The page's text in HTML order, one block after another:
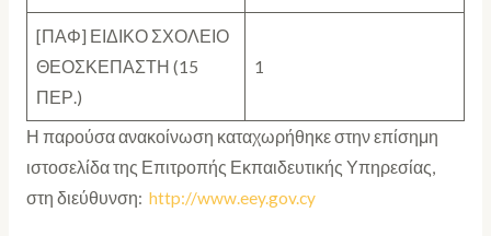
[ΠΑΦ] ΕΙΔΙΚΟ ΣΧΟΛΕΙΟ
ΘΕΟΣΚΕΠΑΣΤΗ (15
ΠΕΡ.)
1
Η παρούσα ανακοίνωση καταχωρήθηκε στην επίσημη
ιστοσελίδα της Επιτροπής Εκπαιδευτικής Υπηρεσίας,
στη διεύθυνση: http://www.eey.gov.cy